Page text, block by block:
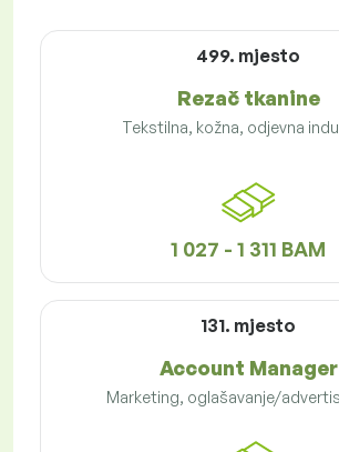
499. mjesto
Rezač tkanine
Tekstilna, kožna, odjevna
1 027 - 1 311 BAM
131. mjesto
Account Manager
Marketing, oglašavanje/